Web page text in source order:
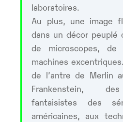
laboratoires.
Au plus, une image
dans un décor peuplé
de microscopes,
machines
de l’antre de Merlin
Frankenstein,
fantaisistes des
américaines, aux